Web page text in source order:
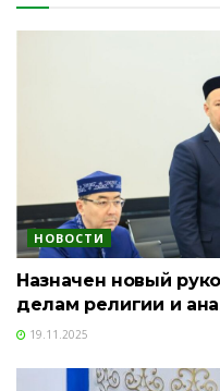
НОВОСТИ
Назначен новый
делам религии и
19.11.2025